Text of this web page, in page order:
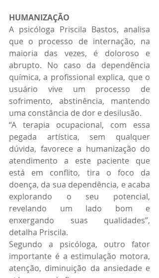
HUMANIZAÇÃO
A psicóloga Priscila Bastos, analisa
que o processo de internação, na
maioria das vezes, é doloroso e
abrupto. No caso da dependência
química, a profissional explica, que o
usuário vive um processo de
sofrimento, abstinência, mantendo
uma constância de dor e desilusão.
“A terapia ocupacional, com essa
pegada artística, sem qualquer
dúvida, favorece a humanização do
atendimento a este paciente que
está em conflito, tira o foco da
doença, da sua dependência, e acaba
explorando o seu potencial,
revelando um lado bom e
enxergando suas qualidades”,
detalha Priscila.
Segundo a psicóloga, outro fator
importante é a estimulação motora,
atenção, diminuição da ansiedade e